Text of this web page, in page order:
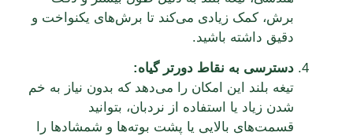
برش، کمک زیادی می‌کند تا برش‌های یکنواخت و
دقیق داشته باشید.
دسترسی به نقاط دورتر گیاه:
تیغه بلند این امکان را می‌دهد که بدون نیاز به خم
شدن زیاد یا استفاده از نردبان، بتوانید
قسمت‌های بالایی یا پشت بوته‌ها و شمشادها را